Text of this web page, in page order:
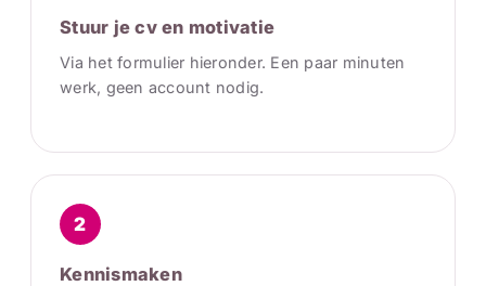
Stuur je cv en motivatie
Via het formulier hieronder. Een paar minuten
werk, geen account nodig.
2
Kennismaken